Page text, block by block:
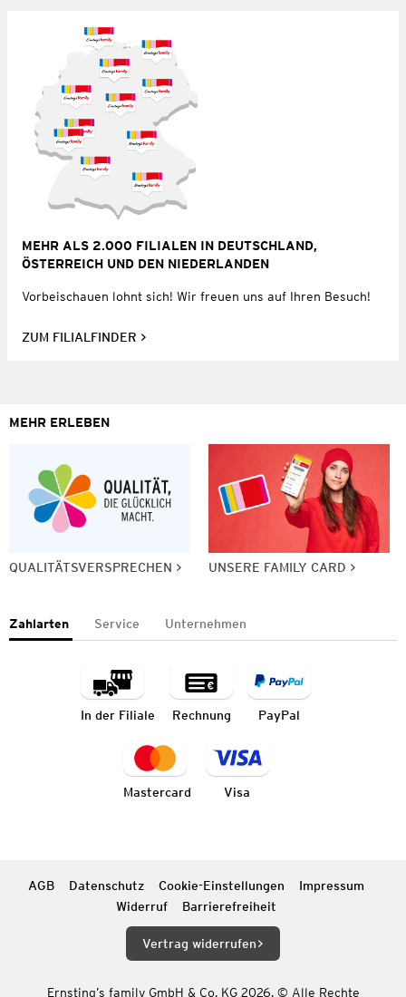
MEHR ALS 2.000 FILIALEN IN DEUTSCHLAND,
ÖSTERREICH UND DEN NIEDERLANDEN
Vorbeischauen lohnt sich! Wir freuen uns auf Ihren Besuch!
ZUM FILIALFINDER
MEHR ERLEBEN
QUALITÄTSVERSPRECHEN UNSERE FAMILY CARD
Zahlarten Service Unternehmen
In der Filiale Rechnung PayPal
Mastercard Visa
AGB Datenschutz Cookie-Einstellungen
Impressum
Widerruf
Barrierefreiheit
Vertrag widerrufen
Ernsting’s family GmbH & Co. KG 2026. © Alle Rechte